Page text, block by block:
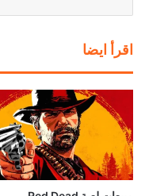
اقرأ ايضا